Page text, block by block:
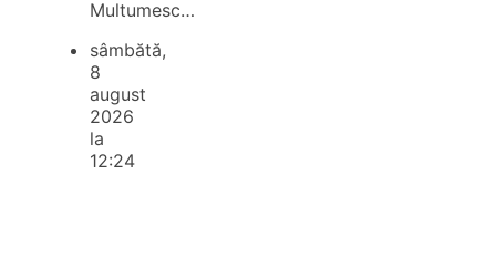
Multumesc…
sâmbătă,
8
august
2026
la
12:24